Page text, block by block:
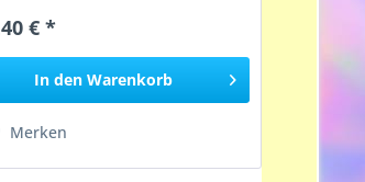
€ *
In den Warenkorb
Merken